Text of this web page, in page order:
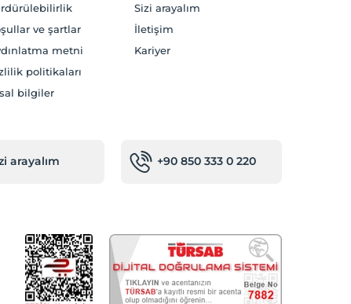
ve şartlar
metni
politikaları
bilgiler
Sizi arayalım
İletişim
Kariyer
arayalım +90 850 333 0 220